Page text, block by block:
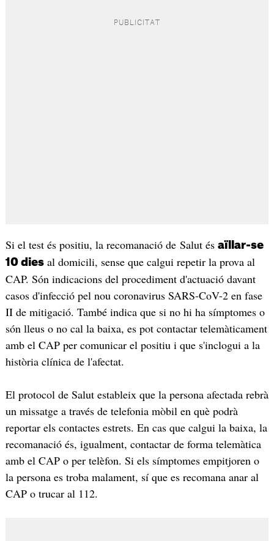
Si el test és positiu, la recomanació de Salut és aïllar-se
10 diesal domicili, sense que calgui repetir la prova al
CAP. Són indicacions del procediment d'actuació davant
casos d'infecció pel nou coronavirus SARS-CoV-2 en fase
II de mitigació. També indica que si no hi ha símptomes o
són lleus o no cal la baixa, es pot contactar telemàticament
amb el CAP per comunicar el positiu i que s'inclogui a la
història clínica de l'afectat.
El protocol de Salut estableix que la persona afectada rebrà
un missatge a través de telefonia mòbil en què podrà
reportar els contactes estrets. En cas que calgui la baixa, la
recomanació és, igualment, contactar de forma telemàtica
amb el CAP o per telèfon. Si els símptomes empitjoren o
la persona es troba malament, sí que es recomana anar al
CAP o trucar al 112.